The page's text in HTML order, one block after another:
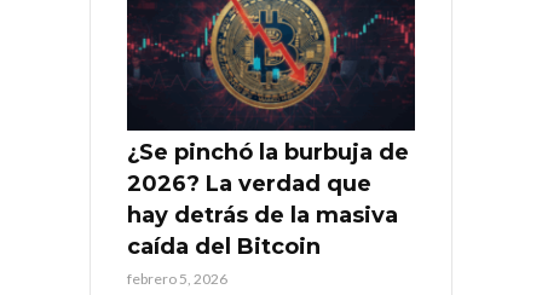
¿Se pinchó la burbuja de
2026? La verdad que
hay detrás de la masiva
caída del Bitcoin
febrero 5, 2026